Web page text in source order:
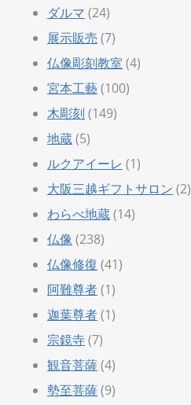
ダルマ (24)
展示販売 (7)
仏像彫刻教室 (4)
宮本工藝(100)
木彫刻 (149)
地蔵(5)
ルクアイーレ (1)
大阪三越ギフトサロン (2)
わらべ地蔵(14)
仏像 (238)
仏像修復 (41)
阿難尊者(1)
迦葉尊者(1)
宗鏡寺(7)
観音菩薩(4)
勢至菩薩(9)